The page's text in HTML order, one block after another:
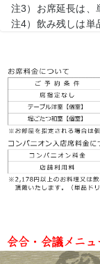
注3）お席延長は、
注4）飲み残しは単
会合・会議メニュ